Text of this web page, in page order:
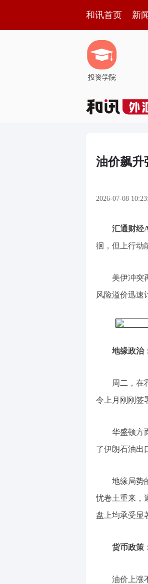
和讯首页 新闻
投资学院
油价飙升
2026-07-08
汇通财
徊，但上行动
美伊冲突
风险溢价迅速
地缘政治
周二，在
令上月刚刚签
华盛顿方
了伊朗石油出
地缘局势
忧卷土重来，
盘上均承受显
货币政策
油价上涨